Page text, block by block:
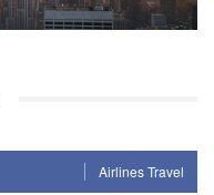
Airlines Travel